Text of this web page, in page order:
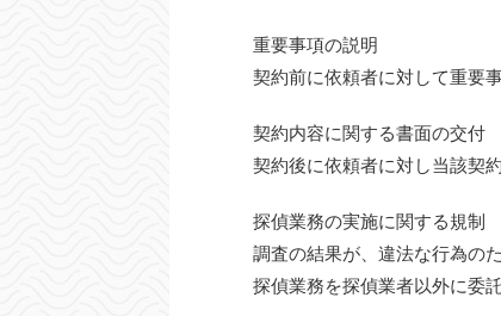
重要事項の説明
契約前に依頼者に対して重要
契約内容に関する書面の交付
契約後に依頼者に対し当該契
探偵業務の実施に関する規制
調査の結果が、違法な行為の
探偵業務を探偵業者以外に委